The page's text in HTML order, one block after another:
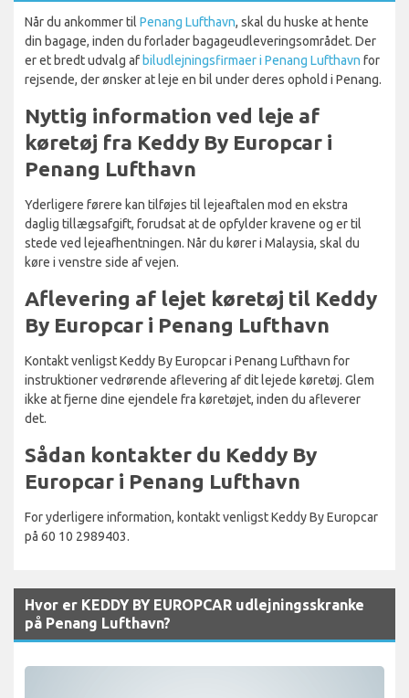
Når du ankommer til Penang Lufthavn, skal du huske at hente
din bagage, inden du forlader bagageudleveringsområdet. Der
er et bredt udvalg afbiludlejningsfirmaer i Penang Lufthavn for
rejsende, der ønsker at leje en bil under deres ophold i Penang.
Nyttig information ved leje af
køretøj fra Keddy By Europcar i
Penang Lufthavn
Yderligere førere kan tilføjes til lejeaftalen mod en ekstra
daglig tillægsafgift, forudsat at de opfylder kravene og er til
stede ved lejeafhentningen. Når du kører i Malaysia, skal du
køre i venstre side af vejen.
Aflevering af lejet køretøj til Keddy
By Europcar i Penang Lufthavn
Kontakt venligst Keddy By Europcar i Penang Lufthavn for
instruktioner vedrørende aflevering af dit lejede køretøj. Glem
ikke at fjerne dine ejendele fra køretøjet, inden du afleverer
det.
Sådan kontakter du Keddy By
Europcar i Penang Lufthavn
For yderligere information, kontakt venligst Keddy By Europcar
på 60 10 2989403.
Hvor er KEDDY BY EUROPCAR udlejningsskranke
på Penang Lufthavn?